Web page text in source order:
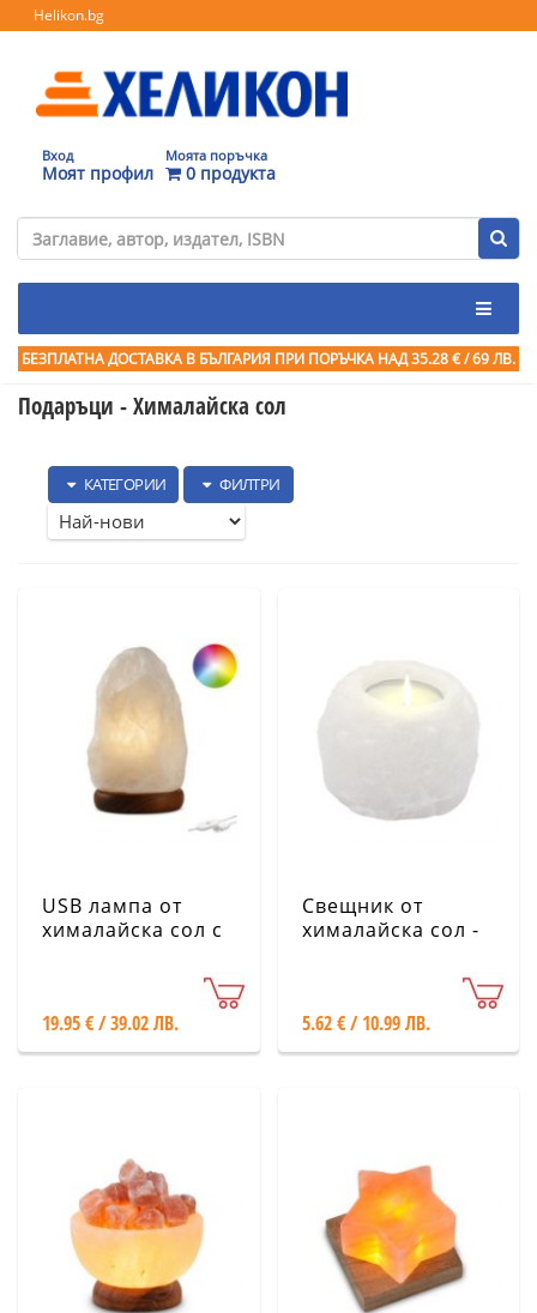
Helikon.bg
Вход
Моят профил
Моята поръчка
0 продукта
БЕЗПЛАТНА ДОСТАВКА В БЪЛГАРИЯ ПРИ ПОРЪЧКА НАД 35.28 € / 69 ЛВ.
Подаръци - Хималайска сол
КАТЕГОРИИ ФИЛТРИ
USB лампа от
хималайска сол с
цветове - 1,7 кг с
19.95 € / 39.02 ЛВ.
Свещник от
хималайска сол -
5.62 € / 10.99 ЛВ.